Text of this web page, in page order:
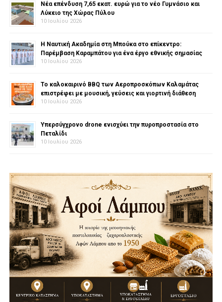
Νέα επένδυση 7,65 εκατ. ευρώ για το νέο Γυμνάσιο και
Λύκειο της Χώρας Πύλου
10 Ιουλίου 2026
Η Ναυτική Ακαδημία στη Μπούκα στο επίκεντρο:
Παρέμβαση Καραμπάτου για ένα έργο εθνικής σημασίας
10 Ιουλίου 2026
Το καλοκαιρινό BBQ των Αεροπροσκόπων Καλαμάτας
επιστρέφει με μουσική, γεύσεις και γιορτινή διάθεση
10 Ιουλίου 2026
Υπερσύγχρονο drone ενισχύει την πυροπροστασία στο
Πεταλίδι
10 Ιουλίου 2026